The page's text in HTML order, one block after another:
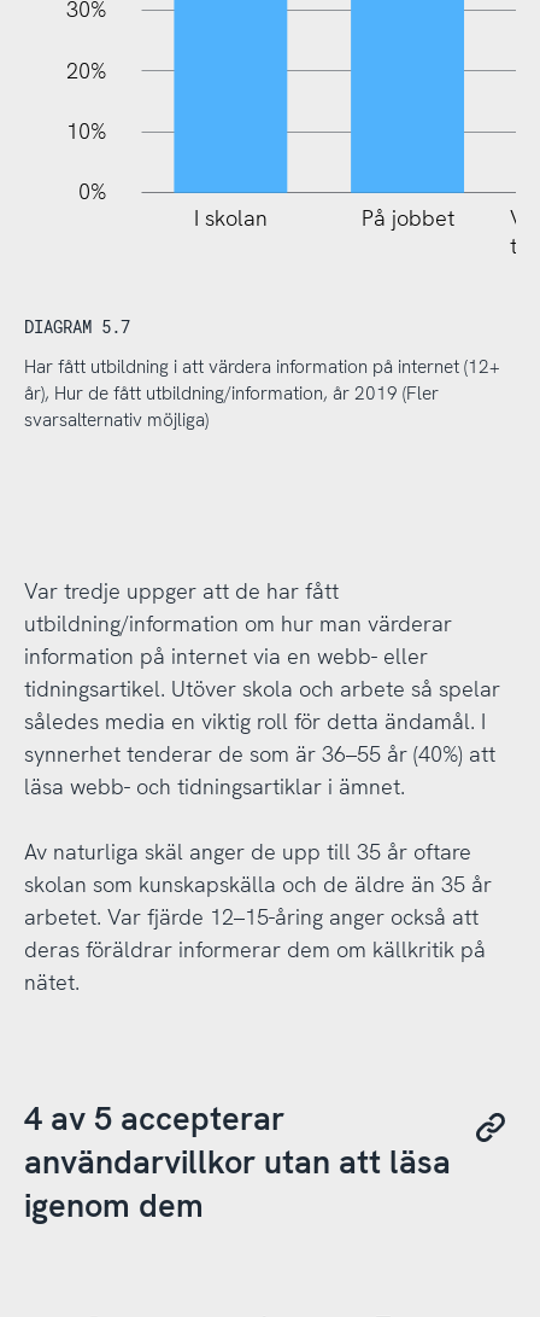
30%
20%
10%
0%
I skolan På jobbet
DIAGRAM 5.7
Har fått utbildning i att värdera information på internet (12+
år), Hur de fått utbildning/information, år 2019 (Fler
svarsalternativ möjliga)
Var tredje uppger att de har fått
utbildning/information om hur man värderar
information på internet via en webb- eller
tidningsartikel. Utöver skola och arbete så spelar
således media en viktig roll för detta ändamål. I
synnerhet tenderar de som är 36–55 år (40%) att
läsa webb- och tidningsartiklar i ämnet.
Av naturliga skäl anger de upp till 35 år oftare
skolan som kunskapskälla och de äldre än 35 år
arbetet. Var fjärde 12–15-åring anger också att
deras föräldrar informerar dem om källkritik på
nätet.
4 av 5 accepterar
användarvillkor utan att läsa
igenom dem